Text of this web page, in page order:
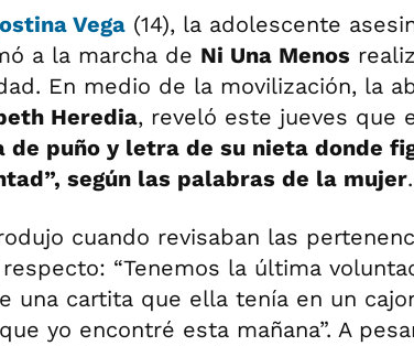
Vega (14), la adolescente
a la marcha de Ni Una Menos
En medio de la movilización, la
Heredia, reveló este jueves que
de puño y letra de su nieta donde
según las palabras de la mujer.
cuando revisaban las
“Tenemos la última
una cartita que ella tenía en un
yo encontré esta mañana”. A